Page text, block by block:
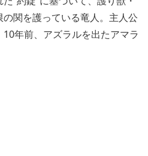
関を護っている竜人。主人公
年前、アズラルを出たアマラ